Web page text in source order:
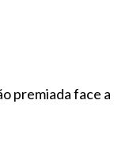
premiada face a